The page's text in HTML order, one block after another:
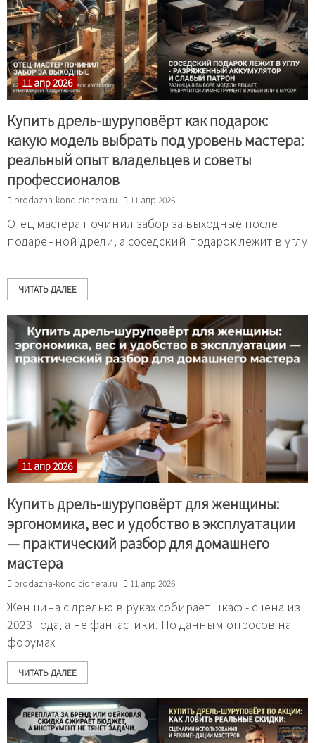
11 апр 2026
Купить дрель-шуруповёрт как подарок:
какую модель выбрать под уровень мастера:
реальный опыт владельцев и советы
профессионалов
prodazha-kondicionera.ru 11 апр 2026
Отец мастера починил забор за выходные после
подаренной дрели, а соседский подарок лежит в углу
-
ЧИТАТЬ ДАЛЕЕ
11 апр 2026
Купить дрель-шуруповёрт для женщины:
эргономика, вес и удобство в эксплуатации
— практический разбор для домашнего
мастера
prodazha-kondicionera.ru 11 апр 2026
Женщина с дрелью в руках собирает шкаф - сцена из
2023 года, а не фантастики. По данным опросов на
форумах
ЧИТАТЬ ДАЛЕЕ